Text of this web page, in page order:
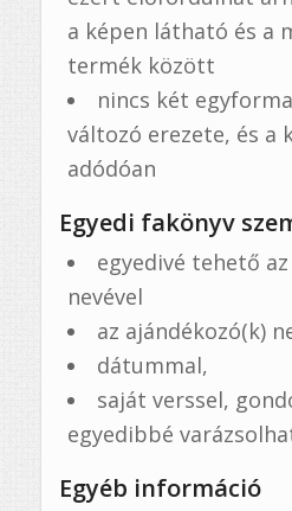
a képen látható és a
termék között
nincs két
változó erezete, és a
adódóan
Egyedi fakönyv
egyedivé tehető
nevével
az ajándékozó(k)
dátummal,
saját verssel,
egyedibbé
Egyéb információ